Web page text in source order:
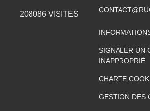
208086 VISITES
SIGNALER UN
INAPPROPRIÉ
CHARTE
GESTION DES